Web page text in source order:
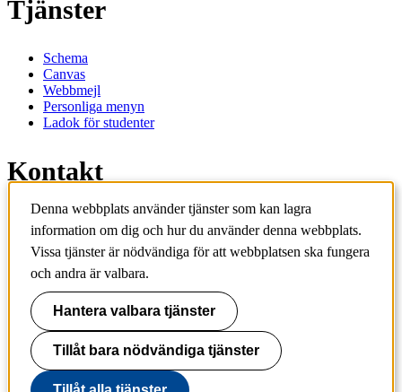
Tjänster
Schema
Canvas
Webbmejl
Personliga menyn
Ladok för studenter
Kontakt
Kontakta utbildningsprogram
Kontakta kurs
IT-support
KTH Entré
KTH
100 44 Stockholm
+46 8 790 60 00
info@kth.se
Denna webbplats använder tjänster som kan lagra
information om dig och hur du använder denna webbplats.
Vissa tjänster är nödvändiga för att webbplatsen ska fungera
och andra är valbara.
Hantera valbara tjänster
Tillåt bara nödvändiga tjänster